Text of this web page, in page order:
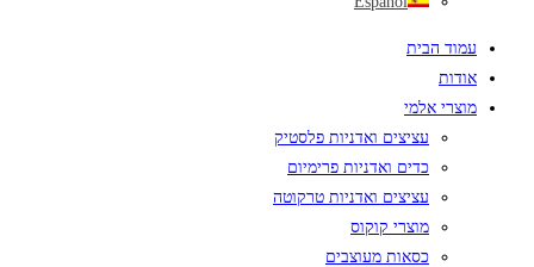
עמוד הבית
אודות
מוצרי אלמי
עציצים ואדניות פלסטיק
כדים ואדניות פרימיום
עציצים ואדניות טרקוטה
מוצרי קוקוס
כסאות מעוצבים